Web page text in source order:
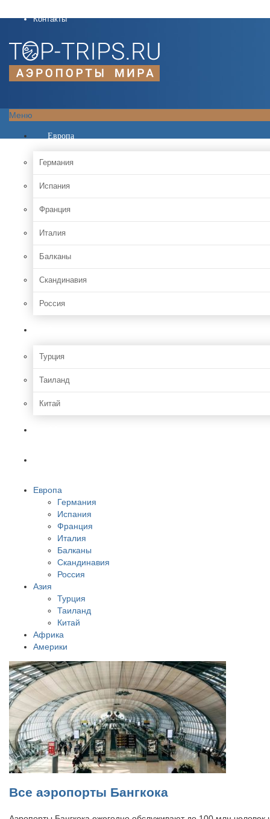
Контакты
Меню
Европа
Германия
Испания
Франция
Италия
Балканы
Скандинавия
Россия
Турция
Таиланд
Китай
Европа
Германия
Испания
Франция
Италия
Балканы
Скандинавия
Россия
Азия
Турция
Таиланд
Китай
Африка
Америки
Все аэропорты Бангкока